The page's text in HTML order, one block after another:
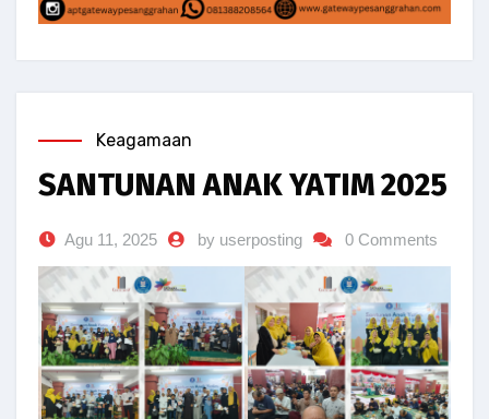
Keagamaan
SANTUNAN ANAK YATIM 2025
Agu 11, 2025 by userposting 0 Comments